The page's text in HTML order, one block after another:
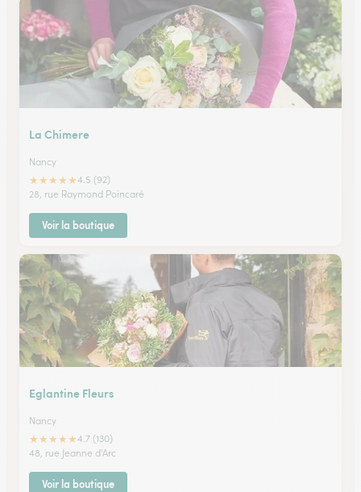
La Chimere
Nancy
★★★★★4.5 (92)
28, rue Raymond Poincaré
Voir la boutique
Eglantine Fleurs
Nancy
★★★★★4.7 (130)
48, rue Jeanne d'Arc
Voir la boutique